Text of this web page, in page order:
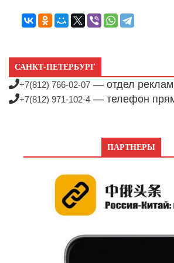
САНКТ-ПЕТЕРБУРГ
+7(812) 766-02-07 — отдел
+7(812) 971-102-4 — телефон
ПАРТНЕРЫ